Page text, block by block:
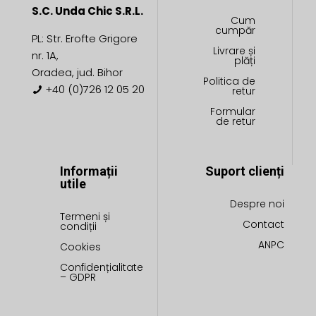
S.C. Unda Chic S.R.L.
PL: Str. Erofte Grigore
nr. 1A,
Oradea, jud. Bihor
+40 (0)726 12 05 20
Cum
cumpăr
Livrare și
plăți
Politica de
retur
Formular
de retur
Informații
utile
Termeni și
condiții
Cookies
Confidențialitate
– GDPR
Suport clienți
Despre noi
Contact
ANPC